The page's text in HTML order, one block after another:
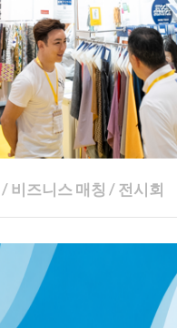
/비즈니스 매칭 /전시회